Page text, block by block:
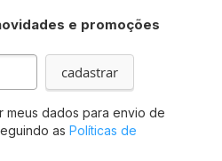
e promoções
cadastrar
dados para envio de
as Políticas de